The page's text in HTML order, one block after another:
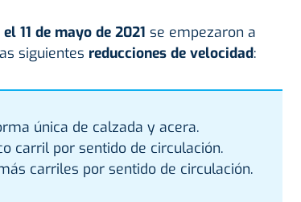
11 de mayo de 2021 se empezaron a
siguientes reducciones de velocidad:
única de calzada y acera.
carril por sentido de circulación.
carriles por sentido de circulación.